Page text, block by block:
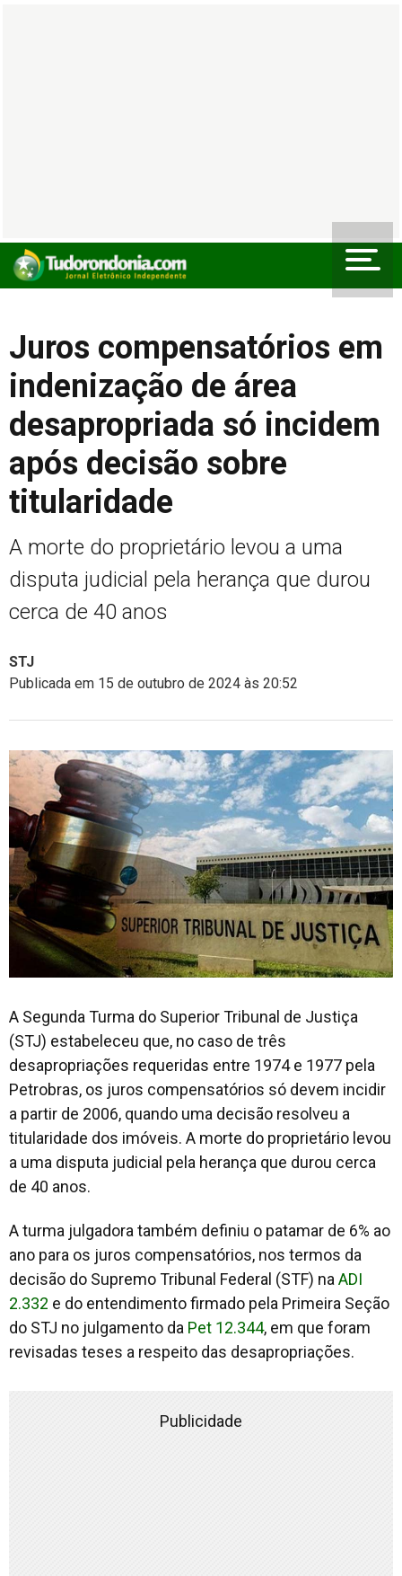
Juros compensatórios em
indenização de área
desapropriada só incidem
após decisão sobre
titularidade
A morte do proprietário levou a uma
disputa judicial pela herança que durou
cerca de 40 anos
STJ
Publicada em 15 de outubro de 2024 às 20:52
​A Segunda Turma do Superior Tribunal de Justiça
(STJ) estabeleceu que, no caso de três
desapropriações requeridas entre 1974 e 1977 pela
Petrobras, os juros compensatórios só devem incidir
a partir de 2006, quando uma decisão resolveu a
titularidade dos imóveis. A morte do proprietário levou
a uma disputa judicial pela herança que durou cerca
de 40 anos.
A turma julgadora também definiu o patamar de 6% ao
ano para os juros compensatórios, nos termos da
decisão do Supremo Tribunal Federal (STF) na ADI
2.332 e do entendimento firmado pela Primeira Seção
do STJ no julgamento da Pet 12.344, em que foram
revisadas teses a respeito das desapropriações.
Publicidade